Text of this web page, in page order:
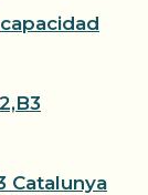
Catalunya